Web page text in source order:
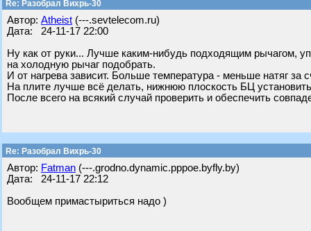
Re: Разобрал Вихрь-30
Автор: Atheist (---.sevtelecom.ru)
Дата: 24-11-17 22:00
Ну как от руки... Лучше каким-нибудь подходящим рычагом,
на холодную рычаг подобрать.
И от нагрева зависит. Больше температура - меньше натяг
На плите лучше всё делать, нижнюю плоскость БЦ
После всего на всякий случай проверить и обеспечить
Re: Разобрал Вихрь-30
Автор: Fatman (---.grodno.dynamic.pppoe.byfly.by)
Дата: 24-11-17 22:12
Вообщем примастыриться надо )